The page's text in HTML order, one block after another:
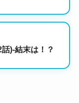
)-結末は！？